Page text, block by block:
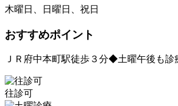
木曜日、日曜日、祝日
おすすめポイント
ＪＲ府中本町駅徒歩３分◆土曜午後も
往診可